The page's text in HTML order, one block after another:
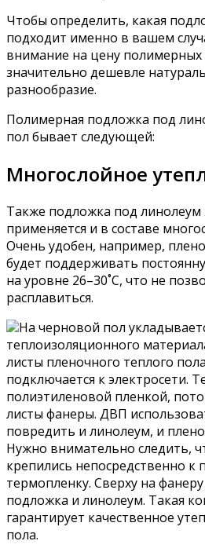
Чтобы определить, какая
подходит именно в вашем
внимание на цену
значительно дешевле
разнообразие.
Полимерная подложка под
пол бывает следующей:
Многослойное
Также подложка под
применяется и в составе
Очень удобен, например,
будет поддерживать
на уровне 26–30˚С, что не
расплавиться.
На черновой пол
теплоизоляционного
листы пленочного теплого
подключается к электросети.
полиэтиленовой пленкой,
листы фанеры. ДВП
повредить и линолеум, и
Нужно внимательно следить,
крепились непосредственно к
термопленку. Сверху на
подложка и линолеум. Такая
гарантирует качественное
пола.